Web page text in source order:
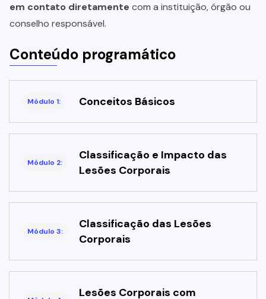
em contato diretamente com a instituição, órgão ou
conselho responsável.
Conteúdo programático
Módulo 1: Conceitos Básicos
Módulo 2:
Classificação e Impacto das
Lesões Corporais
Módulo 3:
Classificação das Lesões
Corporais
Lesões Corporais com